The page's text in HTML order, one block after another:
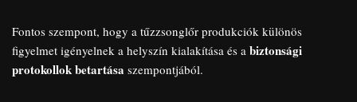
Fontos szempont, hogy a tűzzsonglőr produkciók különös
figyelmet igényelnek a helyszín kialakítása és a biztonsági
protokollok betartása szempontjából.